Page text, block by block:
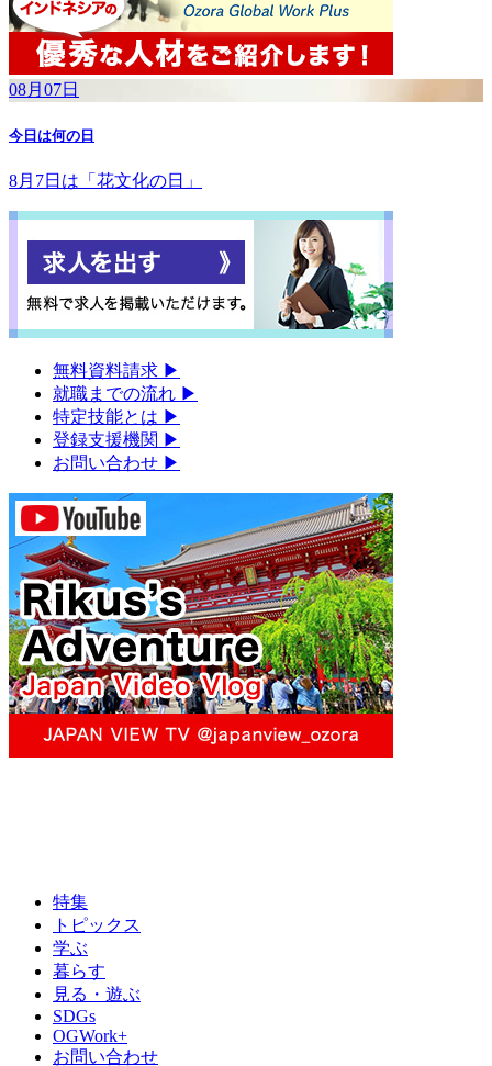
08月07日
今日は何の日
8月7日は「花文化の日」
無料資料請求 ▶︎
就職までの流れ ▶︎
特定技能とは ▶︎
登録支援機関 ▶︎
お問い合わせ ▶︎
特集
トピックス
学ぶ
暮らす
見る・遊ぶ
SDGs
OGWork+
お問い合わせ